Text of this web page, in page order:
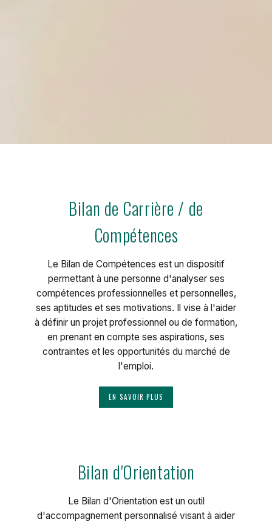
Bilan de Carrière / de
Compétences
Le Bilan de Compétences est un dispositif
permettant à une personne d'analyser ses
compétences professionnelles et personnelles,
ses aptitudes et ses motivations. Il vise à l'aider
à définir un projet professionnel ou de formation,
en prenant en compte ses aspirations, ses
contraintes et les opportunités du marché de
l'emploi.
EN SAVOIR PLUS
Bilan d'Orientation
Le Bilan d'Orientation est un outil
d'accompagnement personnalisé visant à aider